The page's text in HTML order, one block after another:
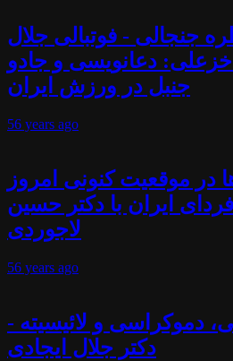
جنجالی - فوتبالی جلال
دعانویسی و جادو
جنبل در ورزش ایران
56 years ago
در موقعیت کنونی امروز
ایران با دکتر حسین
لاجوردی
56 years ago
دموکراسی و لائیسیته -
دکتر جلال ایجادی